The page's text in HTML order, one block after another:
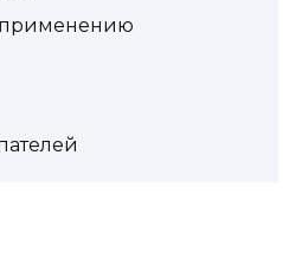
применению